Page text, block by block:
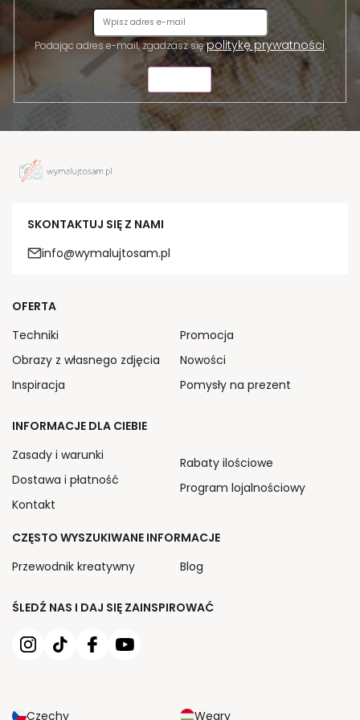
Podając adres e-mail, zgadzasz siępolitykę prywatności.
SKONTAKTUJ SIĘ Z NAMI
info@wymalujtosam.pl
ŚLEDŹ NAS I DAJ SIĘ ZAINSPIROWAĆ
Czechy Węgry
OFERTA
Techniki
Obrazy z własnego zdjęcia
Inspiracja
Promocja
Nowości
Pomysły na prezent
INFORMACJE DLA CIEBIE
Zasady i warunki
Dostawa i płatność
Kontakt
Rabaty ilościowe
Program lojalnościowy
CZĘSTO WYSZUKIWANE INFORMACJE
Przewodnik kreatywny
Blog